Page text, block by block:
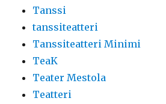
Tanssi
tanssiteatteri
Tanssiteatteri Minimi
TeaK
Teater Mestola
Teatteri